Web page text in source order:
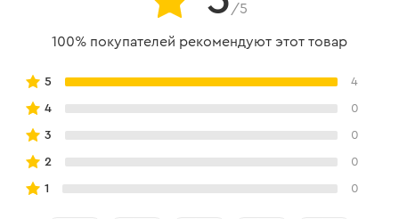
/5
100% покупателей рекомендуют этот товар
5 4
4 0
3 0
2 0
1 0